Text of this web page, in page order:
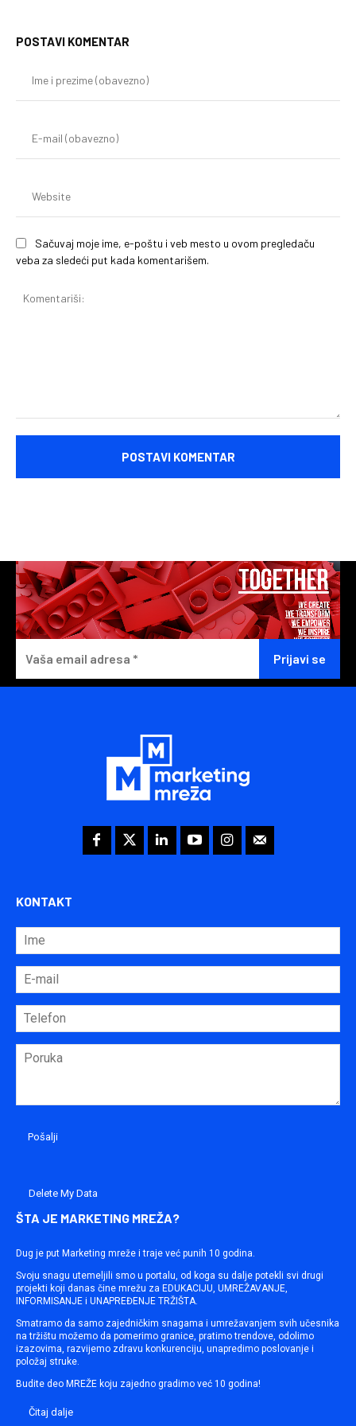
POSTAVI KOMENTAR
Sačuvaj moje ime, e-poštu i veb mesto u ovom pregledaču
veba za sledeći put kada komentarišem.
KONTAKT
Delete My Data
ŠTA JE MARKETING MREŽA?
Dug je put Marketing mreže i traje već punih 10 godina.
Svoju snagu utemeljili smo u portalu, od koga su dalje potekli svi drugi
projekti koji danas čine mrežu za EDUKACIJU, UMREŽAVANJE,
INFORMISANJE i UNAPREĐENJE TRŽIŠTA.
Smatramo da samo zajedničkim snagama i umrežavanjem svih učesnika
na tržištu možemo da pomerimo granice, pratimo trendove, odolimo
izazovima, razvijemo zdravu konkurenciju, unapredimo poslovanje i
položaj struke.
Budite deo MREŽE koju zajedno gradimo već 10 godina!
Čitaj dalje